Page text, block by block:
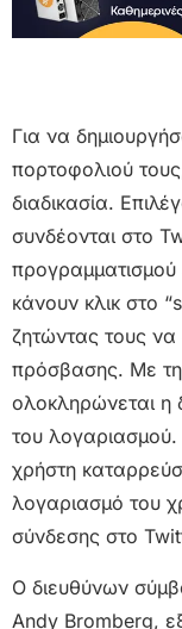
Για να
πορτοφολιού
διαδικασία.
συνδέονται στο
κάνουν κλικ στο
ζητώντας τους να
πρόσβασης. Με
ολοκληρώνεται η
του
χρήστη
λογαριασμό του
σύνδεσης στο
Ο διευθύνων
Andy Bromberg,